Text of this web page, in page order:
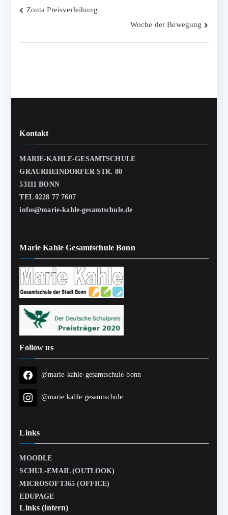
Beitragsnavigation
Zonta Preisverleihung
Woche der Bewegung
Kontakt
MARIE-KAHLE-GESAMTSCHULE
GRAURHEINDORFER STR. 80
53111 BONN
TEL 0228 77 7607
infos@marie-kahle-gesamtschule.de
Marie Kahle Gesamtschule Bonn
Follow us
@marie-kahle-gesamtschule-bonn
@marie.kahle.gesamtschule
Links
MOODLE
SCHUL-EMAIL (OUTLOOK)
MICROSOFT365 (OFFICE)
EDUPAGE
Links (intern)